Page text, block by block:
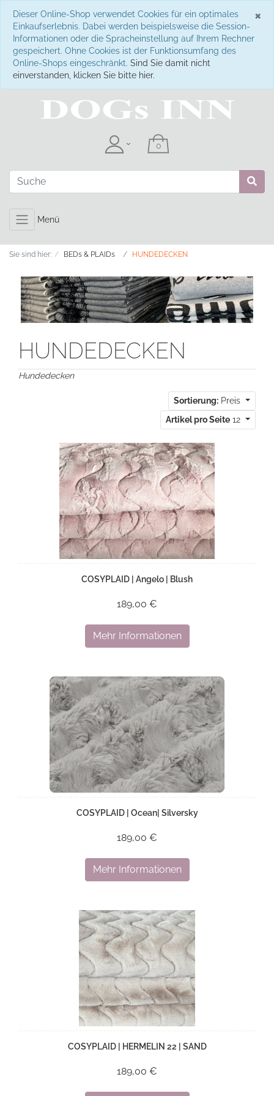
×
Dieser Online-Shop verwendet Cookies für ein optimales
Einkaufserlebnis. Dabei werden beispielsweise die Session-
Informationen oder die Spracheinstellung auf Ihrem Rechner
gespeichert. Ohne Cookies ist der Funktionsumfang des
Online-Shops eingeschränkt. Sind Sie damit nicht
einverstanden, klicken Sie bitte hier.
Menü
Sie sind hier: BEDs & PLAIDs HUNDEDECKEN
HUNDEDECKEN
Hundedecken
Sortierung: Preis
Artikel pro Seite 12
COSYPLAID | Angelo | Blush
189,00 €
Mehr Informationen
COSYPLAID | Ocean| Silversky
189,00 €
Mehr Informationen
COSYPLAID | HERMELIN 22 | SAND
189,00 €